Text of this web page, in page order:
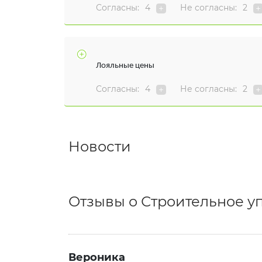
Согласны: 4 Не согласны: 2
Лояльные цены
Согласны: 4 Не согласны: 2
Новости
Отзывы о Строительное
Вероника